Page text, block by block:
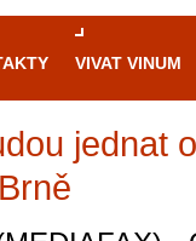
VIVAT VINUM
jednat
Průvodce
Brně: Od